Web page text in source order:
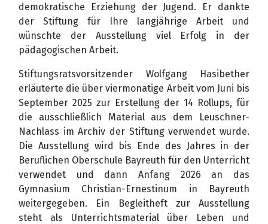
demokratische Erziehung der Jugend. Er dankte
der Stiftung für Ihre langjährige Arbeit und
wünschte der Ausstellung viel Erfolg in der
pädagogischen Arbeit.
Stiftungsratsvorsitzender Wolfgang Hasibether
erläuterte die über viermonatige Arbeit vom Juni bis
September 2025 zur Erstellung der 14 Rollups, für
die ausschließlich Material aus dem Leuschner-
Nachlass im Archiv der Stiftung verwendet wurde.
Die Ausstellung wird bis Ende des Jahres in der
Beruflichen Oberschule Bayreuth für den Unterricht
verwendet und dann Anfang 2026 an das
Gymnasium Christian-Ernestinum in Bayreuth
weitergegeben. Ein Begleitheft zur Ausstellung
steht als Unterrichtsmaterial über Leben und